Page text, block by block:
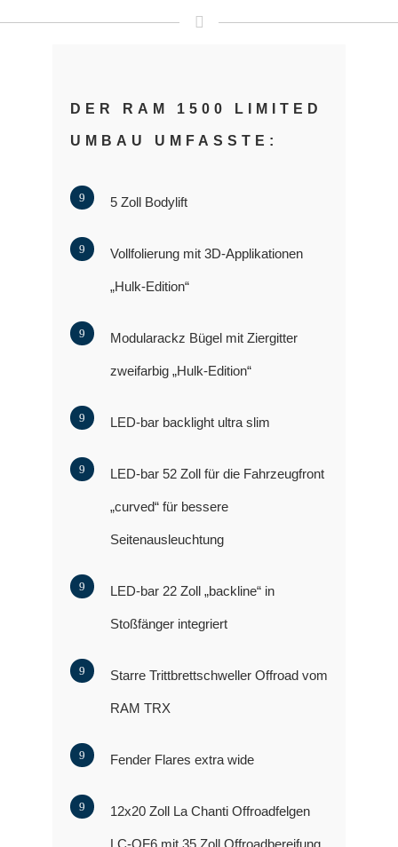
DER RAM 1500 LIMITED
UMBAU UMFASSTE:
5 Zoll Bodylift
Vollfolierung mit 3D-Applikationen
„Hulk-Edition“
Modularackz Bügel mit Ziergitter
zweifarbig „Hulk-Edition“
LED-bar backlight ultra slim
LED-bar 52 Zoll für die Fahrzeugfront
„curved“ für bessere
Seitenausleuchtung
LED-bar 22 Zoll „backline“ in
Stoßfänger integriert
Starre Trittbrettschweller Offroad vom
RAM TRX
Fender Flares extra wide
12x20 Zoll La Chanti Offroadfelgen